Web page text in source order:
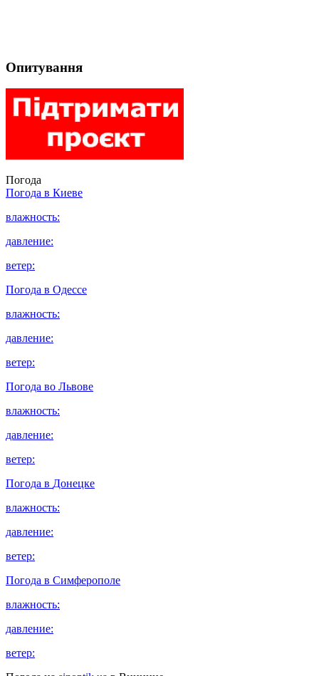
Опитування
Погода
Погода в Киеве
влажность:
давление:
ветер:
Погода в Одессе
влажность:
давление:
ветер:
Погода во Львове
влажность:
давление:
ветер:
Погода в Донецке
влажность:
давление:
ветер:
Погода в Симферополе
влажность:
давление:
ветер: